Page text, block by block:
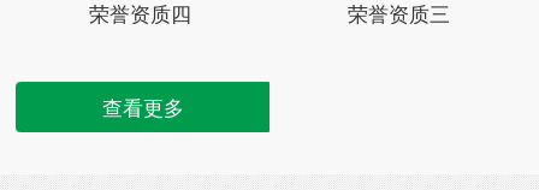
荣誉资质四 荣誉资质三
查看更多